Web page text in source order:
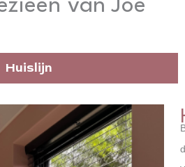
van Joe
Huislijn